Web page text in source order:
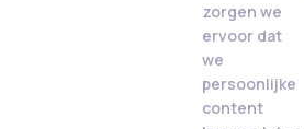
zorgen we
ervoor dat
we
persoonlijke
content